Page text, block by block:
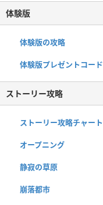
体験版
体験版の攻略
体験版プレゼントコード
ストーリー攻略
ストーリー攻略チャート
オープニング
静寂の草原
崩落都市